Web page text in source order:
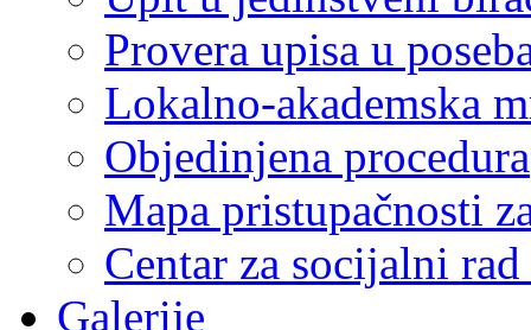
Provera upisa u
Lokalno-akademska
Objedinjena procedura
Mapa pristupačnosti
Centar za socijalni
Galerije